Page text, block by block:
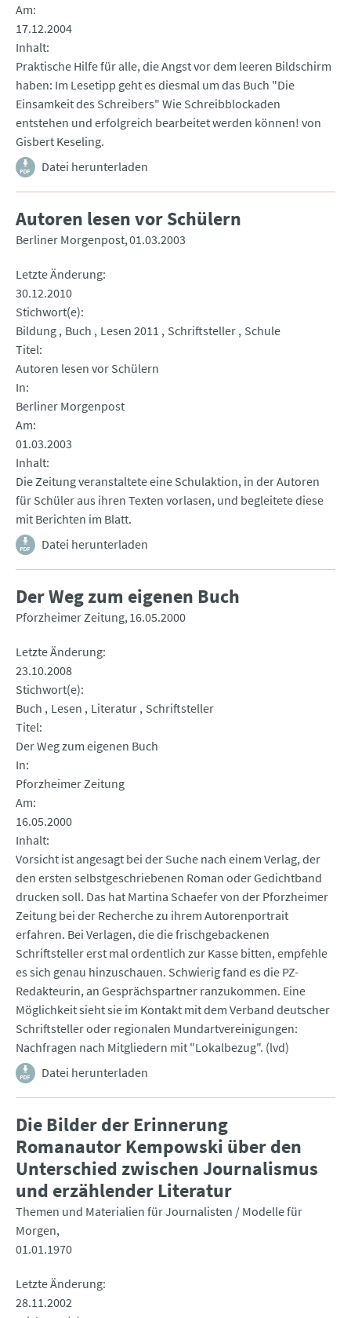
Am
17.12.2004
Inhalt
Praktische Hilfe für alle, die Angst vor dem leeren Bildschirm
haben: Im Lesetipp geht es diesmal um das Buch "Die
Einsamkeit des Schreibers" Wie Schreibblockaden
entstehen und erfolgreich bearbeitet werden können! von
Gisbert Keseling.
Datei herunterladen
Autoren lesen vor Schülern
Berliner Morgenpost 01.03.2003
Letzte Änderung
30.12.2010
Stichwort(e)
Bildung Buch Lesen 2011 Schriftsteller Schule
Titel
Autoren lesen vor Schülern
In
Berliner Morgenpost
Am
01.03.2003
Inhalt
Die Zeitung veranstaltete eine Schulaktion, in der Autoren
für Schüler aus ihren Texten vorlasen, und begleitete diese
mit Berichten im Blatt.
Datei herunterladen
Der Weg zum eigenen Buch
Pforzheimer Zeitung 16.05.2000
Letzte Änderung
23.10.2008
Stichwort(e)
Buch
Lesen Literatur Schriftsteller
Titel
Der Weg zum eigenen Buch
In
Pforzheimer Zeitung
Am
16.05.2000
Inhalt
Vorsicht ist angesagt bei der Suche nach einem Verlag, der
den ersten selbstgeschriebenen Roman oder Gedichtband
drucken soll. Das hat Martina Schaefer von der Pforzheimer
Zeitung bei der Recherche zu ihrem Autorenportrait
erfahren. Bei Verlagen, die die frischgebackenen
Schriftsteller erst mal ordentlich zur Kasse bitten, empfehle
es sich genau hinzuschauen. Schwierig fand es die PZ-
Redakteurin, an Gesprächspartner ranzukommen. Eine
Möglichkeit sieht sie im Kontakt mit dem Verband deutscher
Schriftsteller oder regionalen Mundartvereinigungen:
Nachfragen nach Mitgliedern mit "Lokalbezug". (lvd)
Datei herunterladen
Die Bilder der Erinnerung
Romanautor Kempowski über den
Unterschied zwischen Journalismus
und erzählender Literatur
Themen und Materialien für Journalisten / Modelle für
Morgen
01.01.1970
Letzte Änderung
28.11.2002